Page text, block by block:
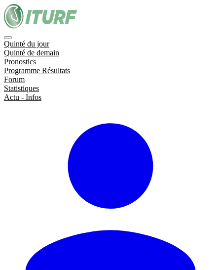
Quinté du jour
Quinté de demain
Pronostics
Programme Résultats
Forum
Statistiques
Actu - Infos